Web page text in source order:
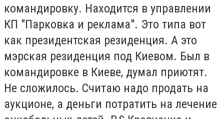
командировку. Находится в управлении
КП "Парковка и реклама". Это типа вот
как президентская резиденция. А это
мэрская резиденция под Киевом. Был в
командировке в Киеве, думал приютят.
Не сложилось. Считаю надо продать на
аукционе, а деньги потратить на лечение